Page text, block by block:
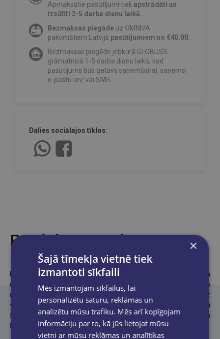
Apmaksātie pasūtījumi tiekapstrādāti un
izsūtīti 2-5 darba dienu laikā.
Bezmaksas piegāde uz OMNIVA
pakomātiem Latvijā pasūtījumiem no €40.00.
Bezmaksas piegāde jebkurā GLOBUSS
grāmatnīcā 1-5 darba dienu laikā, kad
pasūtījums būs gatavs saņemšanai, saņemsi
e-pastu un/ vai SMS.
Dalies sociālajos tīklos:
Produkta apraksts
Dr. Klaudija Beinerteun viņas dvīņumāsa Nadja ir dzimušas un
uzaugušas Štasfurtē. Abas studējušas starptautisko
menedžmentu Magdeburgā. Pirms Klaudija mīlestību pret
vēsturiskiem romāniem padarīja par savu profesiju, viņa ieņēma
finanšu vadības profesores amatu. Jaunākā no dvīņumāsām
Nadja jau vairākus gadus darbojas filmu nozarē.
×
Šajā tīmekļa vietnē tiek
izmantoti sīkfaili
Mēs izmantojam sīkfailus, lai
personalizētu saturu, reklāmas un
analizētu mūsu trafiku. Mēs arī kopīgojam
informāciju par to, kā jūs lietojat mūsu
vietni ar mūsu reklāmas un analītikas